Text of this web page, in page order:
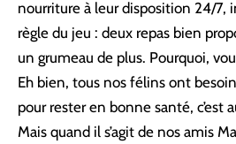
nourriture à leur disposition 24/7,
règle du jeu : deux repas bien
un grumeau de plus. Pourquoi,
Eh bien, tous nos félins ont
pour rester en bonne santé, c’est
Mais quand il s’agit de nos amis